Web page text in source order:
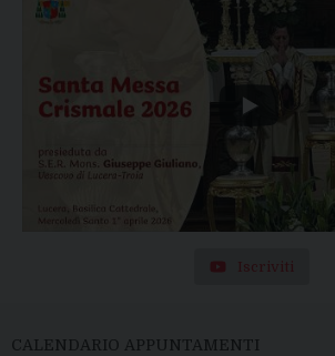
Iscriviti
CALENDARIO APPUNTAMENTI